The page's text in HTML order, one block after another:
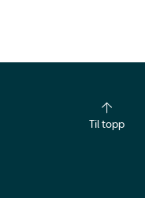
Til topp